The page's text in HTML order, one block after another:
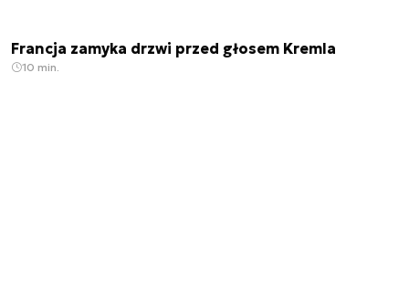
Francja zamyka drzwi przed głosem Kremla
10 min.